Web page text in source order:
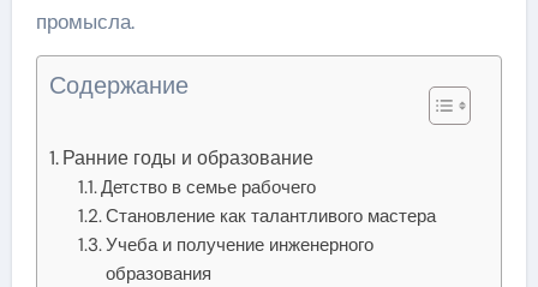
промысла.
Содержание
Ранние годы и образование
Детство в семье рабочего
Становление как талантливого мастера
Учеба и получение инженерного
образования